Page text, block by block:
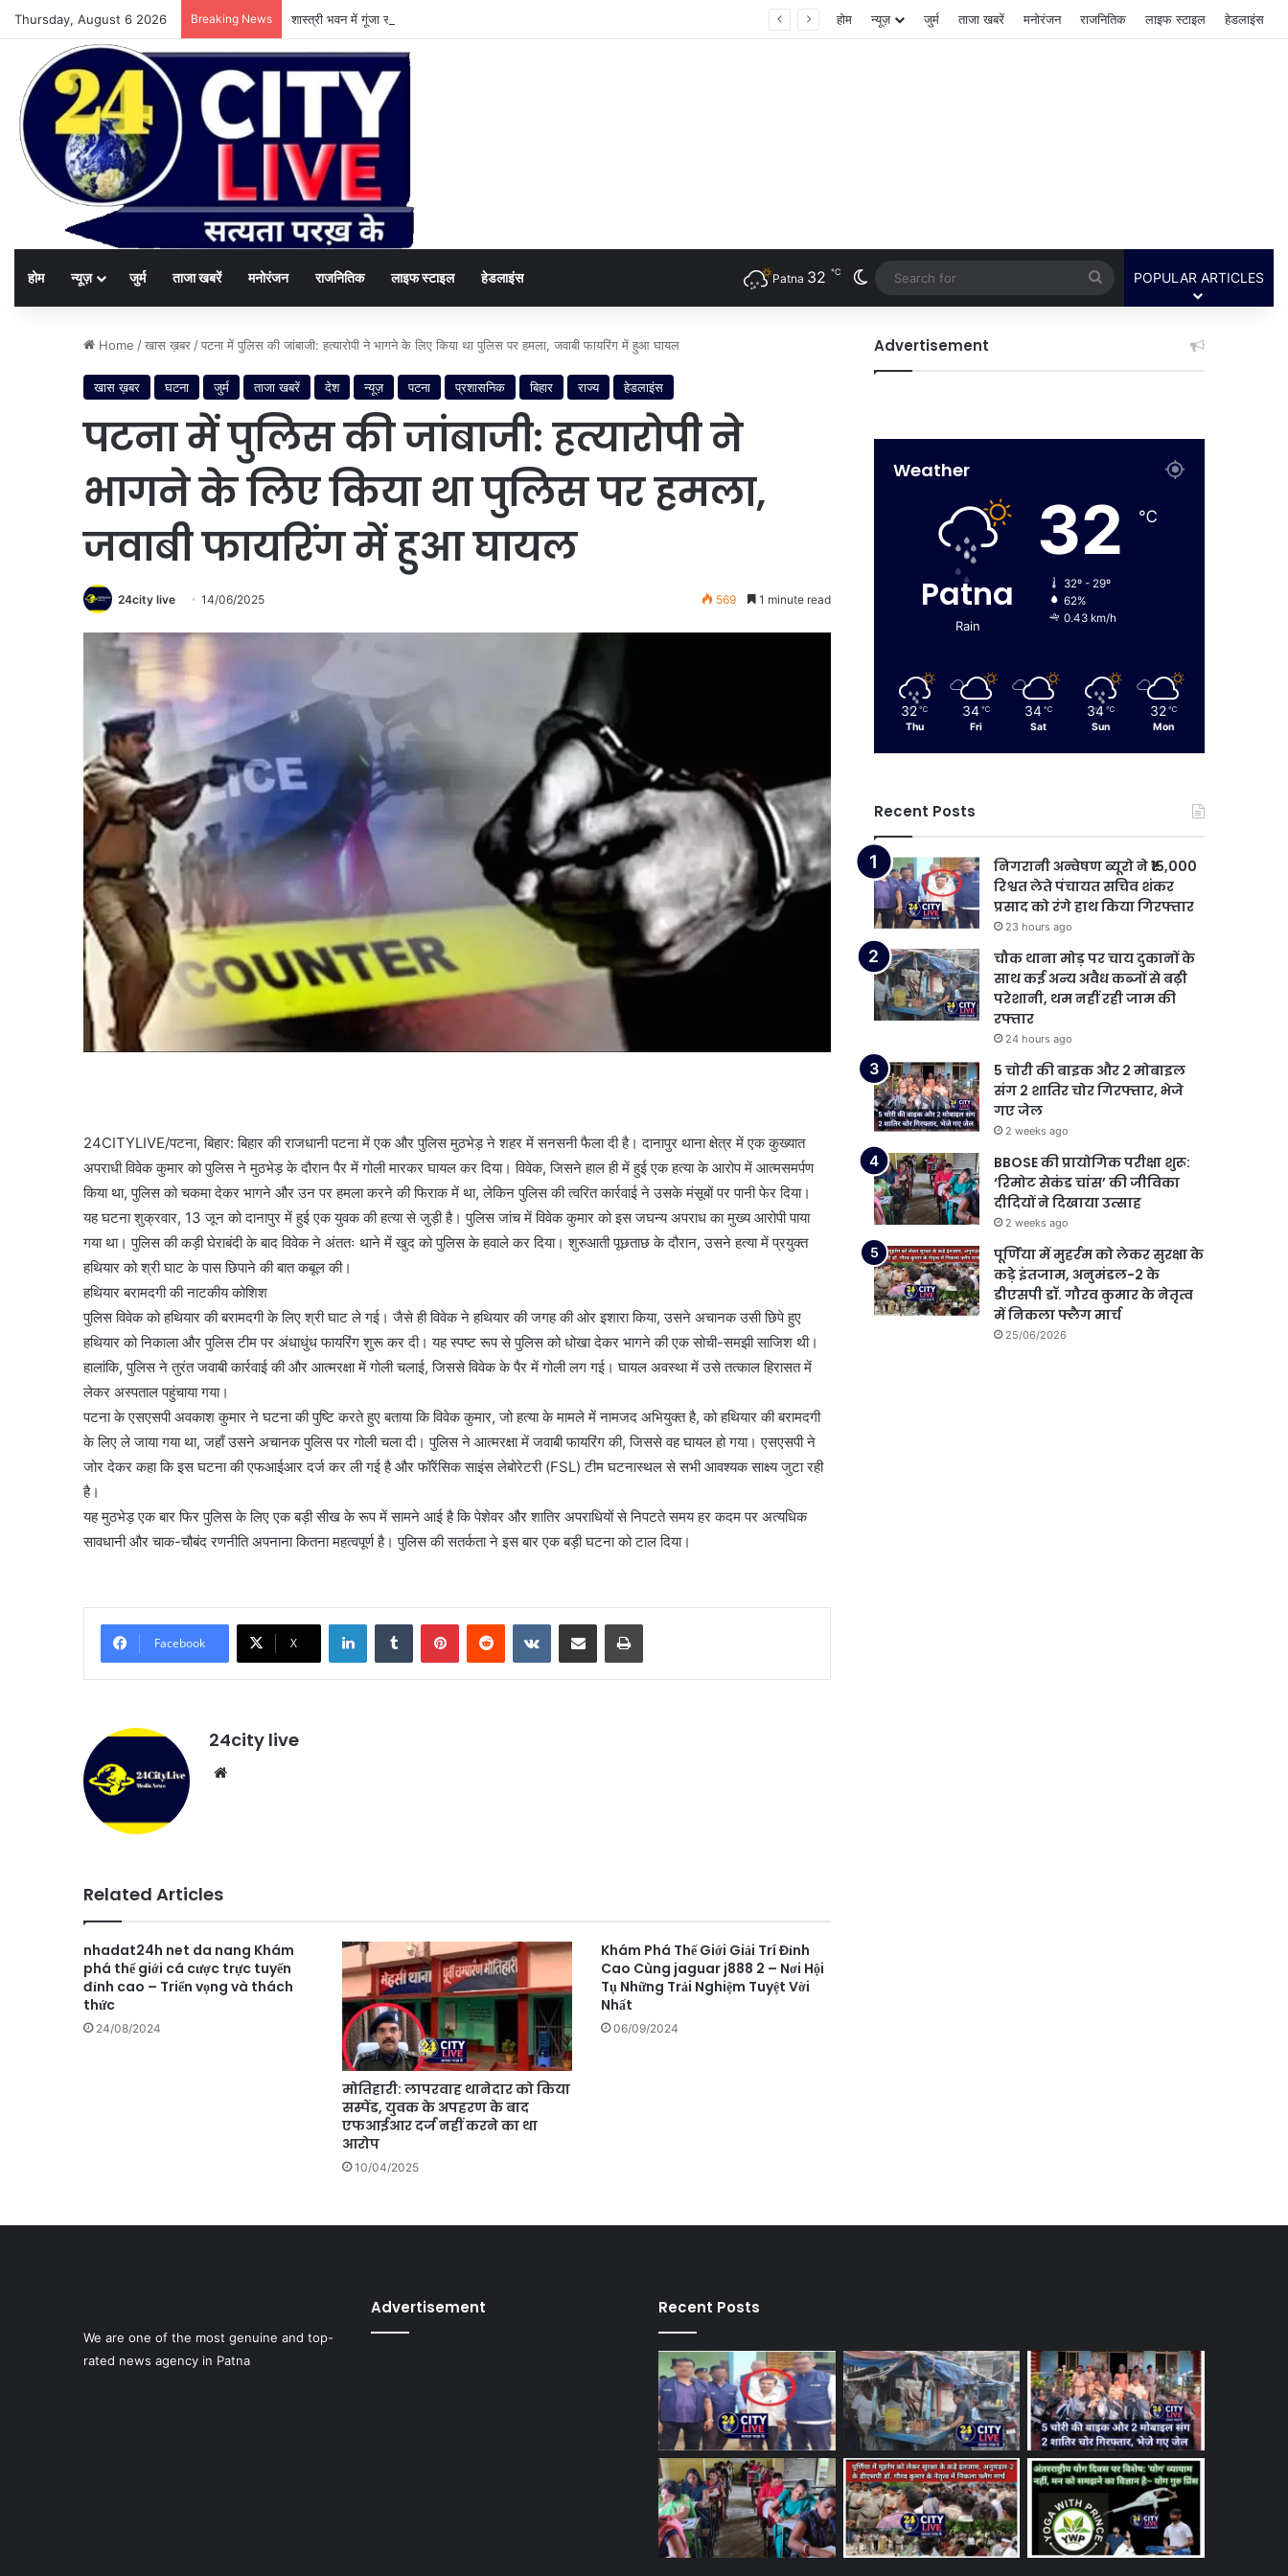
Thursday, August 6 2026 Breaking News शास्त्री भवन में गूंजा स्वच्छता का शंखनाद: नुक्कड़ नाटक के जरिए विधायी विभाग ने पेश की मिसाल होम न्यूज़ जुर्म ताजा खबरें मनोरंजन राजनितिक लाइफ स्टाइल हेडलाइंस
होम न्यूज़ जुर्म ताजा खबरें मनोरंजन राजनितिक लाइफ स्टाइल हेडलाइंस Patna 32 ℃ Switch skin
Search
for
POPULAR ARTICLES
Home /खास ख़बर/पटना में पुलिस की जांबाजी: हत्यारोपी ने भागने के लिए किया था पुलिस पर हमला, जवाबी फायरिंग में हुआ घायल
खास ख़बर घटना जुर्म ताजा खबरें देश न्यूज़ पटना प्रशासनिक बिहार राज्य हेडलाइंस
पटना में पुलिस की जांबाजी: हत्यारोपी ने
भागने के लिए किया था पुलिस पर हमला,
जवाबी फायरिंग में हुआ घायल
24city live 14/06/2025 569 1 minute read
24CITYLIVE/पटना, बिहार: बिहार की राजधानी पटना में एक और पुलिस मुठभेड़ ने शहर में सनसनी फैला दी है। दानापुर थाना क्षेत्र में एक कुख्यात
अपराधी विवेक कुमार को पुलिस ने मुठभेड़ के दौरान पैर में गोली मारकर घायल कर दिया। विवेक, जिसने हाल ही में हुई एक हत्या के आरोप में आत्मसमर्पण
किया था, पुलिस को चकमा देकर भागने और उन पर हमला करने की फिराक में था, लेकिन पुलिस की त्वरित कार्रवाई ने उसके मंसूबों पर पानी फेर दिया।
यह घटना शुक्रवार, 13 जून को दानापुर में हुई एक युवक की हत्या से जुड़ी है। पुलिस जांच में विवेक कुमार को इस जघन्य अपराध का मुख्य आरोपी पाया
गया था। पुलिस की कड़ी घेराबंदी के बाद विवेक ने अंततः थाने में खुद को पुलिस के हवाले कर दिया। शुरुआती पूछताछ के दौरान, उसने हत्या में प्रयुक्त
हथियार को श्री घाट के पास छिपाने की बात कबूल की।
हथियार बरामदगी की नाटकीय कोशिश
पुलिस विवेक को हथियार की बरामदगी के लिए श्री घाट ले गई। जैसे ही विवेक ने हथियार की जगह की ओर इशारा किया, उसने अचानक उसी छिपे हुए
हथियार को निकाला और पुलिस टीम पर अंधाधुंध फायरिंग शुरू कर दी। यह स्पष्ट रूप से पुलिस को धोखा देकर भागने की एक सोची-समझी साजिश थी।
हालांकि, पुलिस ने तुरंत जवाबी कार्रवाई की और आत्मरक्षा में गोली चलाई, जिससे विवेक के पैर में गोली लग गई। घायल अवस्था में उसे तत्काल हिरासत में
लेकर अस्पताल पहुंचाया गया।
पटना के एसएसपी अवकाश कुमार ने घटना की पुष्टि करते हुए बताया कि विवेक कुमार, जो हत्या के मामले में नामजद अभियुक्त है, को हथियार की बरामदगी
के लिए ले जाया गया था, जहाँ उसने अचानक पुलिस पर गोली चला दी। पुलिस ने आत्मरक्षा में जवाबी फायरिंग की, जिससे वह घायल हो गया। एसएसपी ने
जोर देकर कहा कि इस घटना की एफआईआर दर्ज कर ली गई है और फॉरेंसिक साइंस लेबोरेटरी (FSL) टीम घटनास्थल से सभी आवश्यक साक्ष्य जुटा रही
है।
यह मुठभेड़ एक बार फिर पुलिस के लिए एक बड़ी सीख के रूप में सामने आई है कि पेशेवर और शातिर अपराधियों से निपटते समय हर कदम पर अत्यधिक
सावधानी और चाक-चौबंद रणनीति अपनाना कितना महत्वपूर्ण है। पुलिस की सतर्कता ने इस बार एक बड़ी घटना को टाल दिया।
Facebook X
LinkedInTumblr PinterestReddit VKontakteShare via Email Print
24city live
Related Articles
nhadat24h net da nang Khám
phá thế giới cá cược trực tuyến
đỉnh cao – Triển vọng và thách
thức
24/08/2024
मोतिहारी: लापरवाह थानेदार को किया
सस्पेंड, युवक के अपहरण के बाद
एफआईआर दर्ज नहीं करने का था
आरोप
10/04/2025
Khám Phá Thế Giới Giải Trí Đỉnh
Cao Cùng jaguar j888 2 – Nơi Hội
Tụ Những Trải Nghiệm Tuyệt Vời
Nhất
06/09/2024
Advertisement
Weather
Patna
Rain
32 ℃
32º - 29º
62%
0.43 km/h
32 ℃
Thu
34 ℃
Fri
34 ℃
Sat
34 ℃
Sun
32 ℃
Mon
Recent Posts
निगरानी अन्वेषण ब्यूरो ने ₹15,000
रिश्वत लेते पंचायत सचिव शंकर
प्रसाद को रंगे हाथ किया गिरफ्तार
23 hours ago
चौक थाना मोड़ पर चाय दुकानों के
साथ कई अन्य अवैध कब्जों से बढ़ी
परेशानी, थम नहीं रही जाम की
रफ्तार
24 hours ago
5 चोरी की बाइक और 2 मोबाइल
संग 2 शातिर चोर गिरफ्तार, भेजे
गए जेल
2 weeks ago
BBOSE की प्रायोगिक परीक्षा शुरू:
‘रिमोट सेकंड चांस’ की जीविका
दीदियों ने दिखाया उत्साह
2 weeks ago
पूर्णिया में मुहर्रम को लेकर सुरक्षा के
कड़े इंतजाम, अनुमंडल-2 के
डीएसपी डॉ. गौरव कुमार के नेतृत्व
में निकला फ्लैग मार्च
25/06/2026
We are one of the most genuine and top-
rated news agency in Patna
Advertisement Recent Posts